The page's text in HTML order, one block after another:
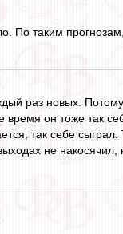
По таким
раз новых.
он тоже так
так себе сыграл.
не накосячил,